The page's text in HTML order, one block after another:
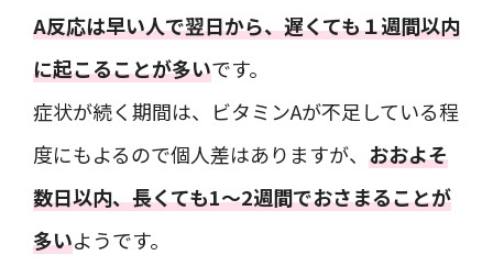
A反応は早い人で翌日から、遅くても１週間以内
に起こることが多いです。
症状が続く期間は、ビタミンAが不足している程
度にもよるので個人差はありますが、 おおよそ
数日以内、長くても1～2週間でおさまることが
多いようです。